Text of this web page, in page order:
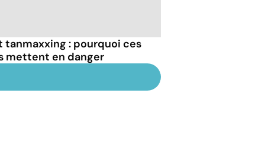
tanmaxxing : pourquoi ces
mettent en danger